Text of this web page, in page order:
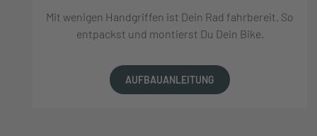
Mit wenigen Handgriffen ist Dein Rad fahrbereit. So
entpackst und montierst Du Dein Bike.
AUFBAUANLEITUNG